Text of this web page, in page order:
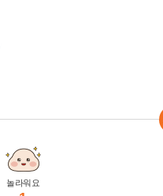
놀라워요